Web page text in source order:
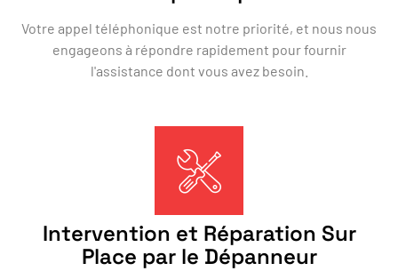
Votre appel téléphonique est notre priorité, et nous nous
engageons à répondre rapidement pour fournir
l'assistance dont vous avez besoin.
Intervention et Réparation Sur
Place par le Dépanneur